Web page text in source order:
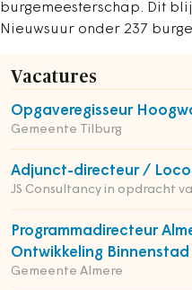
burgemeesterschap. Dit
Nieuwsuur onder 237
Vacatures
Opgaveregisseur
Gemeente Tilburg
Adjunct-directeur /
JS Consultancy in opdracht
Programmadirecteur
Ontwikkeling Binnenstad
Gemeente Almere